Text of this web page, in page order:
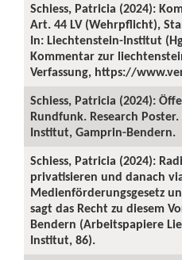
Schiess, Patricia (2024):
Art. 44 LV (Wehrpflicht),
In: Liechtenstein-Institut
Kommentar zur
Verfassung, https://
Schiess, Patricia (2024):
Rundfunk. Research
Institut, Gamprin-Bendern.
Schiess, Patricia (2024):
privatisieren und danach
Medienförderungsgesetz
sagt das Recht zu diesem
Bendern (Arbeitspapiere
Institut, 86).